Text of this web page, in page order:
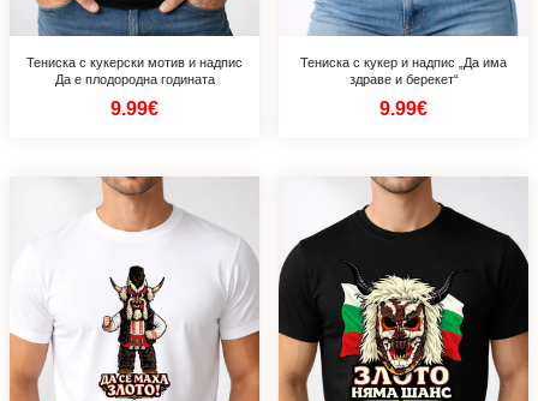
Тениска с кукерски мотив и надпис
Да е плодородна годината
9.99€
Тениска с кукер и надпис „Да има
здраве и берекет“
9.99€